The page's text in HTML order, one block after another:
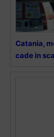
Catania,
cade in